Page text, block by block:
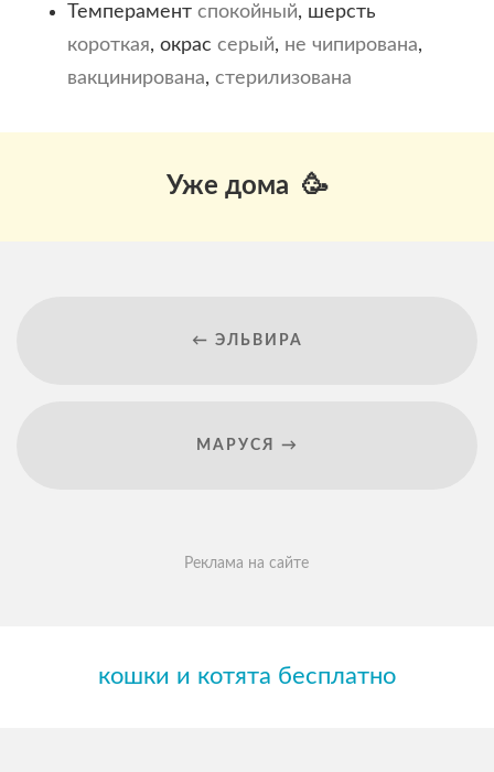
Темперамент спокойный, шерсть
короткая, окрас серый, не чипирована,
вакцинирована, стерилизована
Уже дома 🥳
← ЭЛЬВИРА
МАРУСЯ →
Реклама на сайте
кошки и котята бесплатно